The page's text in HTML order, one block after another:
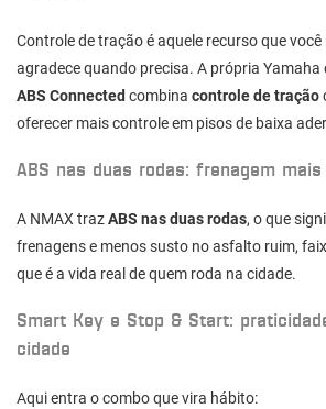
Controle de tração é aquele recurso que você
agradece quando precisa. A própria Yamaha
ABS Connected combina controle de tração
oferecer mais controle em pisos de baixa
ABS nas duas rodas: frenagem
A NMAX trazABS nas duas rodas, o que
frenagens e menos susto no asfalto ruim,
que é a vida real de quem roda na cidade.
Smart Key e Stop & Start:
cidade
Aqui entra o combo que vira hábito: